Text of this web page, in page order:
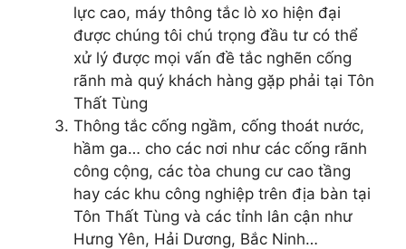
lực cao, máy thông tắc lò xo hiện đại
được chúng tôi chú trọng đầu tư có thể
xử lý được mọi vấn đề tắc nghẽn cống
rãnh mà quý khách hàng gặp phải tại Tôn
Thất Tùng
Thông tắc cống ngầm, cống thoát nước,
hầm ga… cho các nơi như các cống rãnh
công cộng, các tòa chung cư cao tầng
hay các khu công nghiệp trên địa bàn tại
Tôn Thất Tùng và các tỉnh lân cận như
Hưng Yên, Hải Dương, Bắc Ninh…